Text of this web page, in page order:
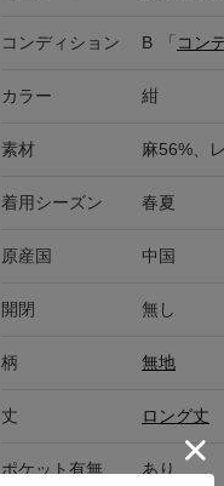
コンディション B 「 コン
カラー 紺
素材 麻56%、
着用シーズン 春夏
原産国 中国
開閉 無し
柄 無地
丈 ロング丈
ポケット有無 あり